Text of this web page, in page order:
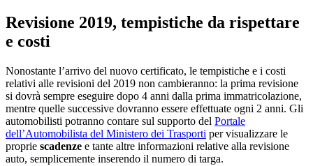
Revisione 2019, tempistiche da rispettare
e costi
Nonostante l’arrivo del nuovo certificato, le tempistiche e i costi
relativi alle revisioni del 2019 non cambieranno: la prima revisione
si dovrà sempre eseguire dopo 4 anni dalla prima immatricolazione,
mentre quelle successive dovranno essere effettuate ogni 2 anni. Gli
automobilisti potranno contare sul supporto del Portale
dell’Automobilista del Ministero dei Trasporti per visualizzare le
proprie scadenze e tante altre informazioni relative alla revisione
auto, semplicemente inserendo il numero di targa.